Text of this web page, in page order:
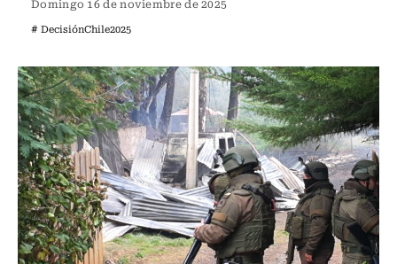
Domingo 16 de noviembre de 2025
# DecisiónChile2025